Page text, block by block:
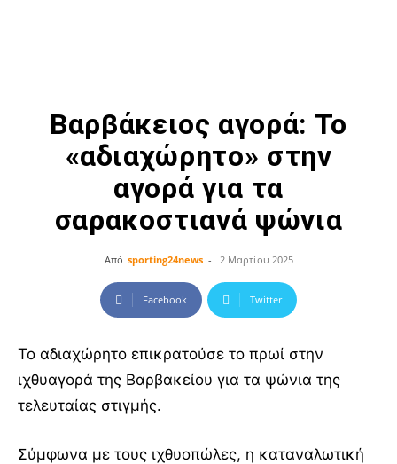
Βαρβάκειος αγορά: Το
«αδιαχώρητο» στην
αγορά για τα
σαρακοστιανά ψώνια
Από sporting24news - 2 Μαρτίου 2025
Facebook Twitter
Το αδιαχώρητο επικρατούσε το πρωί στην
ιχθυαγορά της Βαρβακείου για τα ψώνια της
τελευταίας στιγμής.
Σύμφωνα με τους ιχθυοπώλες, η καταναλωτική